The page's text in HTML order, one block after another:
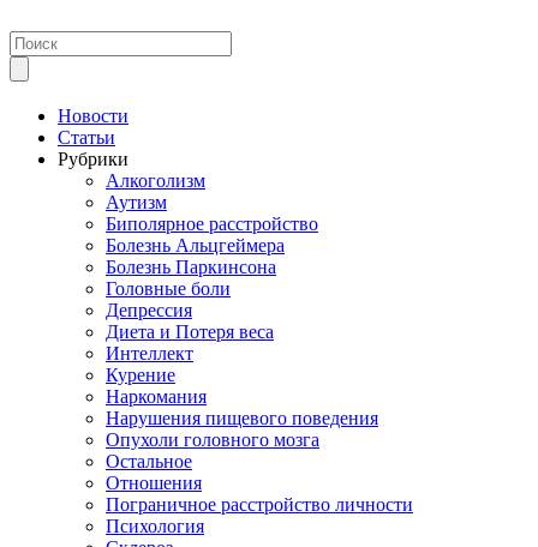
Новости
Статьи
Рубрики
Алкоголизм
Аутизм
Биполярное расстройство
Болезнь Альцгеймера
Болезнь Паркинсона
Головные боли
Депрессия
Диета и Потеря веса
Интеллект
Курение
Наркомания
Нарушения пищевого поведения
Опухоли головного мозга
Остальное
Отношения
Пограничное расстройство личности
Психология